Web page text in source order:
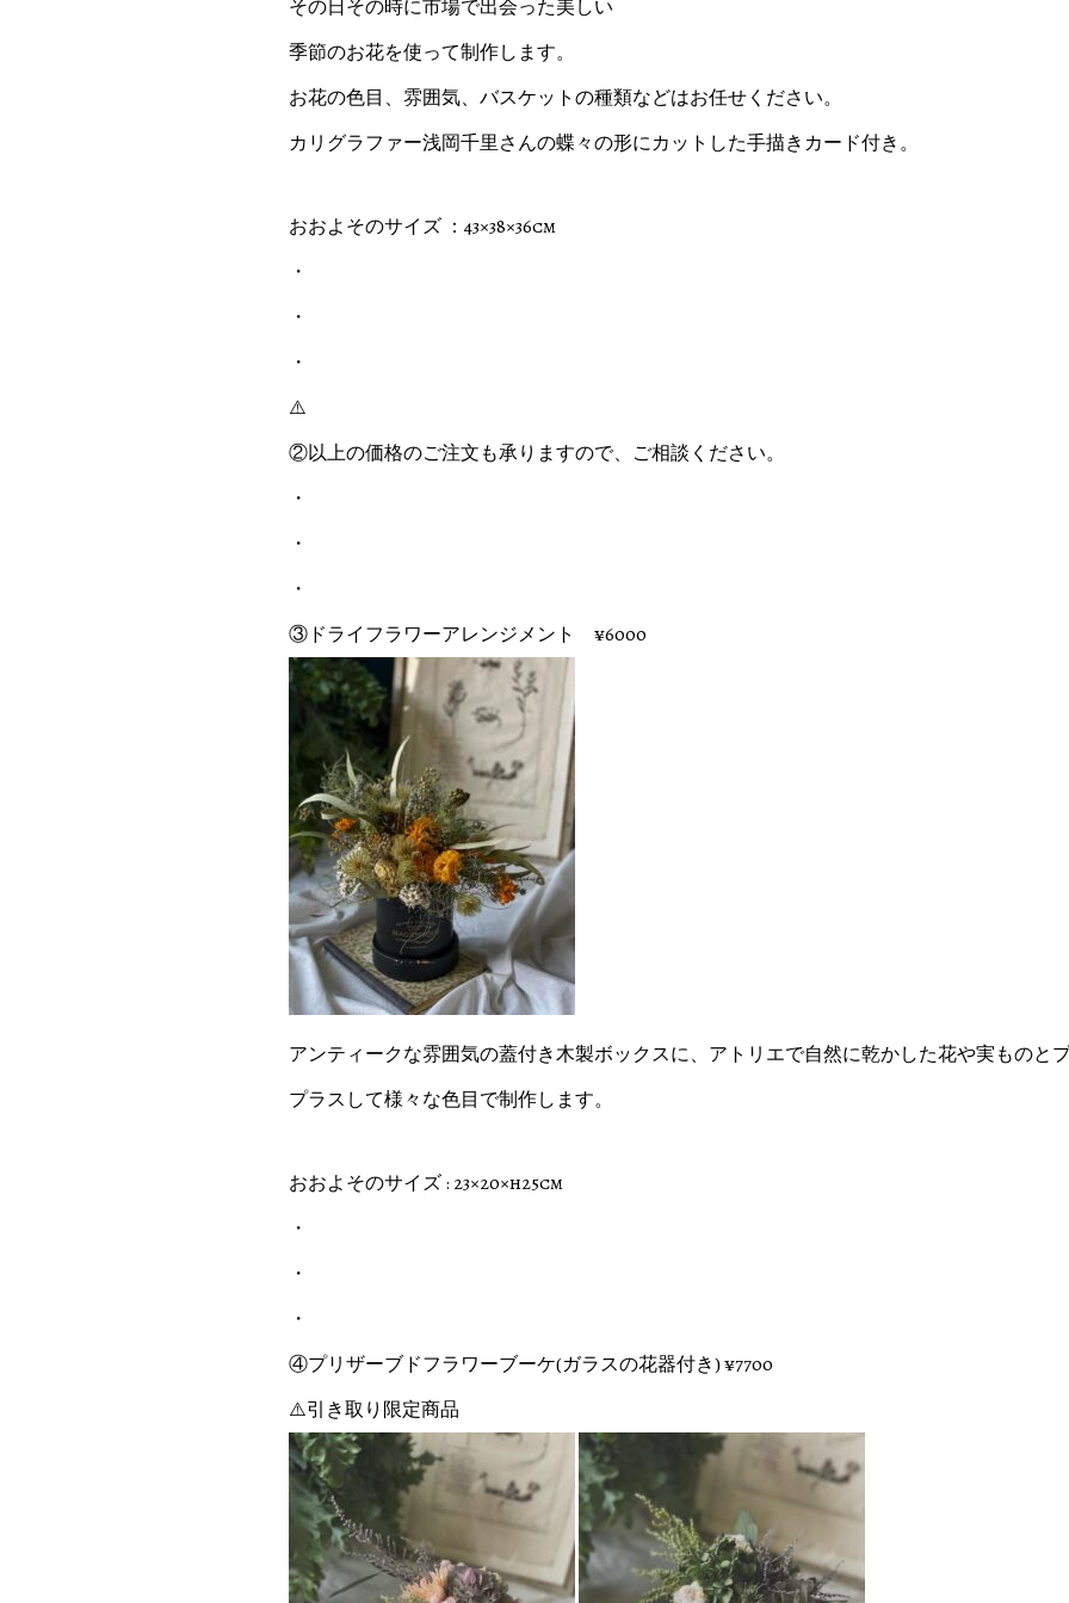
その日その時に市場で出会った美しい
季節のお花を使って制作します。
お花の色目、雰囲気、バスケットの種類などはお任せください。
カリグラファー浅岡千里さんの蝶々の形にカットした手描きカード付き。
おおよそのサイズ ：43×38×36cm
・
・
・
⚠️
②以上の価格のご注文も承りますので、ご相談ください。
・
・
・
③ドライフラワーアレンジメント ¥6000
アンティークな雰囲気の蓋付き木製ボックスに、アトリエで自然に乾かした花や実ものと
プラスして様々な色目で制作します。
おおよそのサイズ : 23×20×h25cm
・
・
・
④プリザーブドフラワーブーケ(ガラスの花器付き) ¥7700
⚠️引き取り限定商品